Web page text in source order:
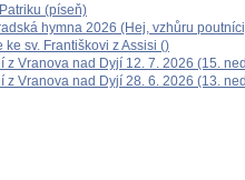
(píseň)
hymna 2026 (Hej, vzhůru
ke sv. Františkovi z Assisi ()
z Vranova nad Dyjí 12. 7. 2026 (15.
z Vranova nad Dyjí 28. 6. 2026 (13.